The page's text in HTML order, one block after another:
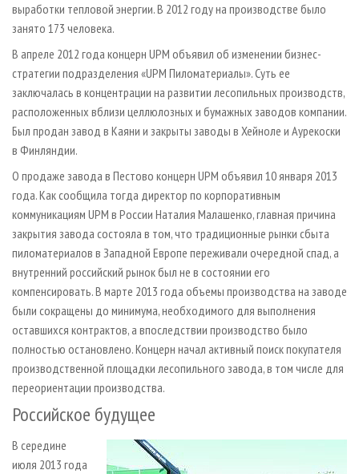
выработки тепловой энергии. В 2012 году на производстве было
занято 173 человека.
В апреле 2012 года концерн UPM объявил об изменении бизнес-
стратегии подразделения «UPM Пиломатериалы». Суть ее
заключалась в концентрации на развитии лесопильных производств,
расположенных вблизи целлюлозных и бумажных заводов компании.
Был продан завод в Каяни и закрыты заводы в Хейноле и Аурекоски
в Финляндии.
О продаже завода в Пестово концерн UPM объявил 10 января 2013
года. Как сообщила тогда директор по корпоративным
коммуникациям UPM в России Наталия Малашенко, главная причина
закрытия завода состояла в том, что традиционные рынки сбыта
пиломатериалов в Западной Европе переживали очередной спад, а
внутренний российский рынок был не в состоянии его
компенсировать. В марте 2013 года объемы производства на заводе
были сокращены до минимума, необходимого для выполнения
оставшихся контрактов, а впоследствии производство было
полностью остановлено. Концерн начал активный поиск покупателя
производственной площадки лесопильного завода, в том числе для
переориентации производства.
Российское будущее
В середине
июля 2013 года